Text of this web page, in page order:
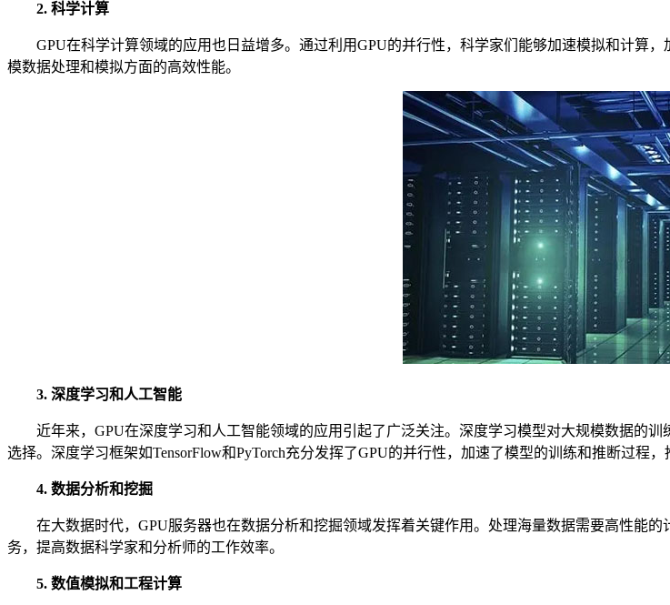
2. 科学计算
GPU在科学计算领域的应用也日益增多。通过利用GPU的并行性，科学家们能够加速模拟和计算
模数据处理和模拟方面的高效性能。
3. 深度学习和人工智能
近年来，GPU在深度学习和人工智能领域的应用引起了广泛关注。深度学习模型对大规模数据的训
选择。深度学习框架如TensorFlow和PyTorch充分发挥了GPU的并行性，加速了模型的训练和推断过程，
4. 数据分析和挖掘
在大数据时代，GPU服务器也在数据分析和挖掘领域发挥着关键作用。处理海量数据需要高性能的
务，提高数据科学家和分析师的工作效率。
5. 数值模拟和工程计算